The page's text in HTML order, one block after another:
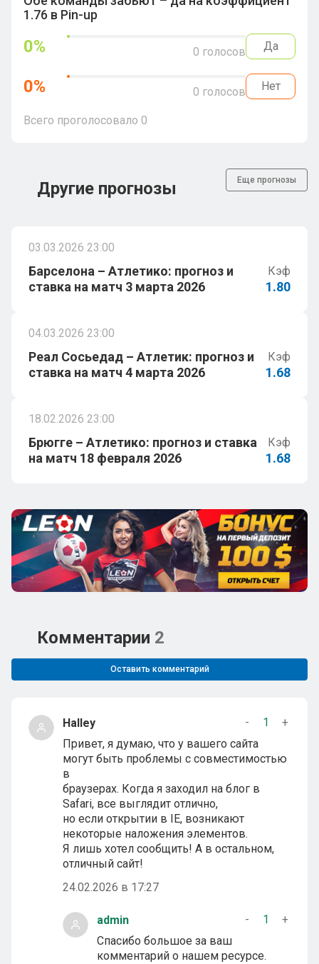
1.76 в Pin-up
0% 0 голосов Да
0% 0 голосов Нет
Всего проголосовало 0
Другие прогнозы Еще прогнозы
03.03.2026 23:00
Барселона – Атлетико: прогноз и
ставка на матч 3 марта 2026
Кэф
1.80
04.03.2026 23:00
Реал Сосьедад – Атлетик: прогноз и
ставка на матч 4 марта 2026
Кэф
1.68
18.02.2026 23:00
Брюгге – Атлетико: прогноз и ставка
на матч 18 февраля 2026
Кэф
1.68
Комментарии 2
Оставить комментарий
Halley - 1
+
Привет, я думаю, что у вашего сайта
могут быть проблемы с совместимостью
в
браузерах. Когда я заходил на блог в
Safari, все выглядит отлично,
но если открытии в IE, возникают
некоторые наложения элементов.
Я лишь хотел сообщить! А в остальном,
отличный сайт!
24.02.2026 в 17:27
admin - 1
+
Спасибо большое за ваш
комментарий о нашем ресурсе.